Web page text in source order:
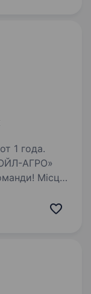
1 года.
Місце
роботи